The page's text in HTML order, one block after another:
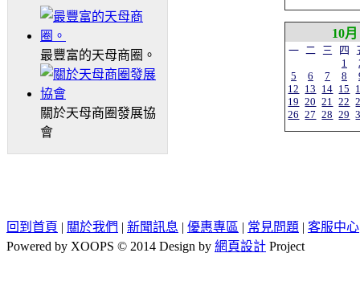
最豐富的天母商圈。
關於天母商圈發展協
會
10月
一 二 三 四
1
5
6 7 8
12 13 14 15
19 20 21 22
26 27 28 29
回到首頁 | 關於我們 | 新聞訊息 | 優惠專區 | 常見問題 | 客服中心
Powered by XOOPS © 2014 Design by 網頁設計 Project